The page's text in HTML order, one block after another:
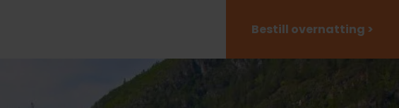
Bestill overnatting >